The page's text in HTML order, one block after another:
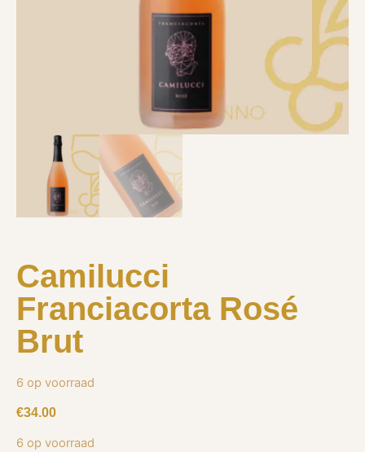
Camilucci
Franciacorta Rosé
Brut
6 op voorraad
€34.00
6 op voorraad